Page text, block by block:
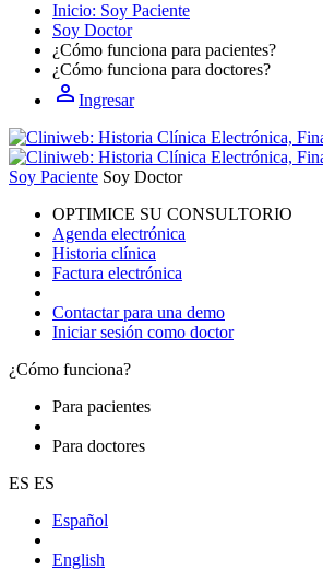
Inicio: Soy Paciente
Soy Doctor
¿Cómo funciona para pacientes?
¿Cómo funciona para doctores?
person_outline Ingresar
Soy Paciente Soy Doctor
OPTIMICE SU CONSULTORIO
Agenda electrónica
Historia clínica
Factura electrónica
Contactar para una demo
Iniciar sesión como doctor
¿Cómo funciona?
Para pacientes
Para doctores
ES ES
Español
English